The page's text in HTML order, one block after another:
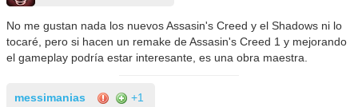
No me gustan nada los nuevos Assasin's Creed y el Shadows ni lo
tocaré, pero si hacen un remake de Assasin's Creed 1 y mejorando
el gameplay podría estar interesante, es una obra maestra.
messimanias +1